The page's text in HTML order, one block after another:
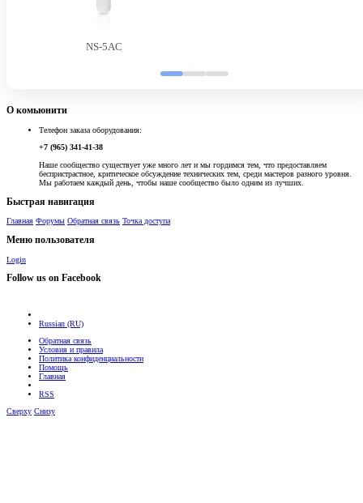
NS-5AC
О комьюнити
Телефон заказа оборудования:
+7 (965) 341-41-38
Наше сообщество существует уже много лет и мы гордимся тем, что предоставляем
беспристрастное, критическое обсуждение технических тем, среди мастеров разного уровня.
Мы работаем каждый день, чтобы наше сообщество было одним из лучших.
Быстрая навигация
Главная Форумы Обратная связь Точка доступа
Меню пользователя
Login
Follow us on Facebook
Russian (RU)
Обратная связь
Условия и правила
Политика конфиденциальности
Помощь
Главная
RSS
Сверху Снизу